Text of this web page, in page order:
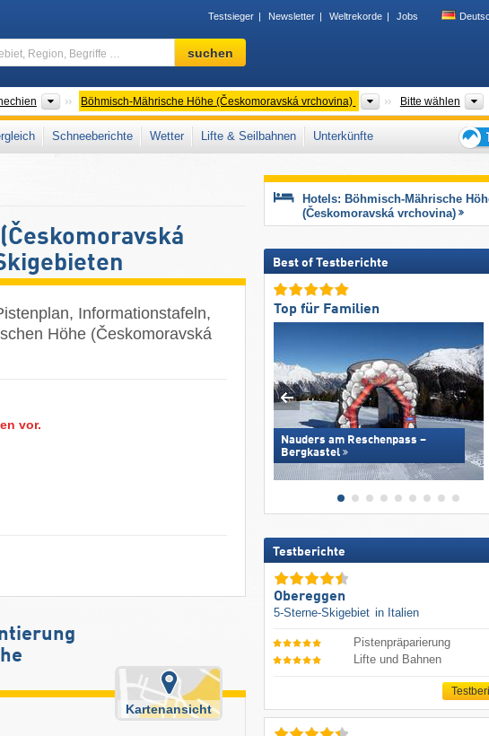
Testsieger Newsletter Weltrekorde Jobs
Skigebiet,
Region,
…
suchen
LänderBöhmisch-Mährische Höhe (Českomoravská vrchovina) Gebirgszüge
Bitte wählen
Schneeberichte Wetter Lifte & Seilbahnen
Unterkünfte
für
den
Informationstafeln,
Höhe (Českomoravská
vor.
Kartenansicht
Hotels: Böhmisch-Mährische
(Českomoravská vrchovina)
Best of Testberichte
Top für Familien
Nauders am Reschenpass –
Bergkastel
Testberichte
Obereggen
5-Sterne-Skigebiet in Italien
Pistenpräparierung
Lifte und Bahnen